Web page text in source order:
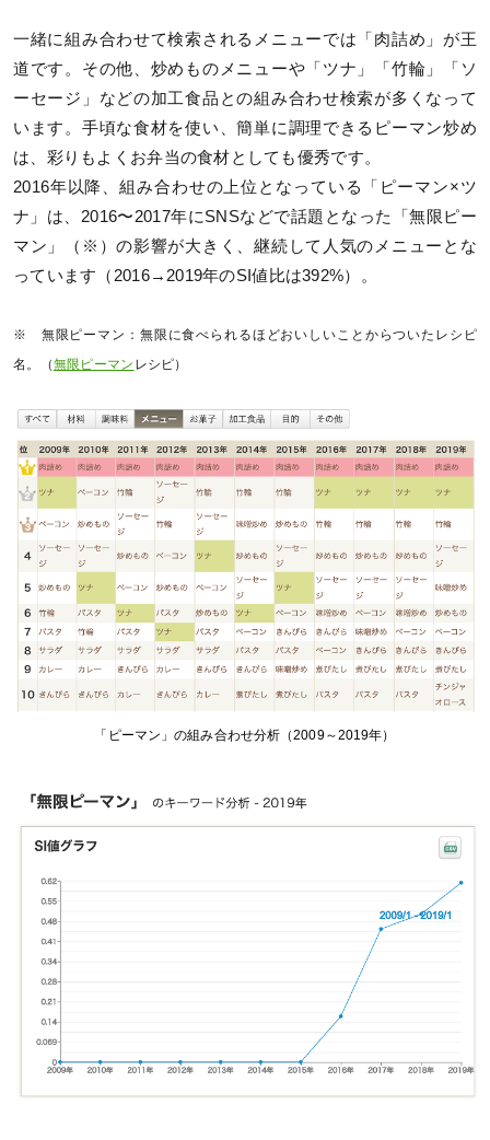
一緒に組み合わせて検索されるメニューでは「肉詰め」が王
道です。その他、炒めものメニューや「ツナ」「竹輪」「ソ
ーセージ」などの加工食品との組み合わせ検索が多くなって
います。手頃な食材を使い、簡単に調理できるピーマン炒め
は、彩りもよくお弁当の食材としても優秀です。
2016年以降、組み合わせの上位となっている「ピーマン×ツ
ナ」は、2016〜2017年にSNSなどで話題となった「無限ピー
マン」（※）の影響が大きく、継続して人気のメニューとな
っています（2016→2019年のSI値比は392%）。
※ 無限ピーマン：無限に食べられるほどおいしいことからついたレシピ
名。（無限ピーマン レシピ）
「ピーマン」の組み合わせ分析（2009～2019年）